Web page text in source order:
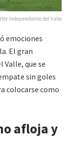
Independiente del Valle
emociones
El gran
Valle, que se
sin goles
colocarse como
afloja y